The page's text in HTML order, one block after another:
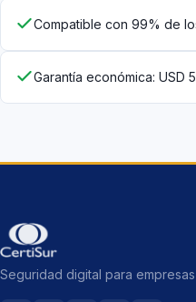
Compatible con 99% de
Garantía económica: USD
Seguridad digital para